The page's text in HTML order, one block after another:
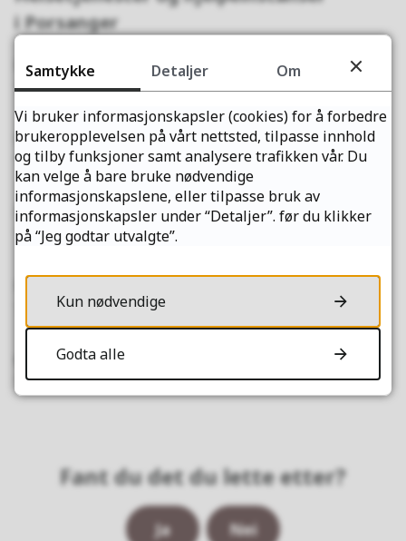
i Porsanger
Barneverntjenesten
Telefon: 45 61 93 24
Rus- og psykiatritjenesten
Telefon: 91 16 04 12
Legetjenesten
Telefon: 78 46 00 40
Helsestasjon
Telefon: 48 50 46 33/ 93 41 95 79
Øyeblikkelig hjelp
Telefon: 116117
Fant du det du lette etter?
Ja Nei
Samtykke Detaljer Om
Vi bruker informasjonskapsler (cookies) for å forbedre
brukeropplevelsen på vårt nettsted, tilpasse innhold
og tilby funksjoner samt analysere trafikken vår. Du
kan velge å bare bruke nødvendige
informasjonskapslene, eller tilpasse bruk av
informasjonskapsler under “Detaljer”. før du klikker
på “Jeg godtar utvalgte”.
Kun nødvendige
Godta alle